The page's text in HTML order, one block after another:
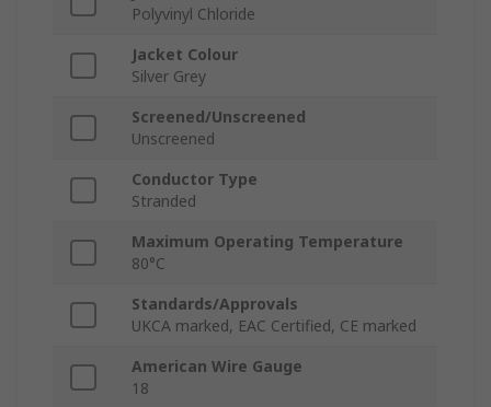
Polyvinyl Chloride
Jacket Colour
Silver Grey
Screened/Unscreened
Unscreened
Conductor Type
Stranded
Maximum Operating Temperature
80°C
Standards/Approvals
UKCA marked, EAC Certified, CE marked
American Wire Gauge
18